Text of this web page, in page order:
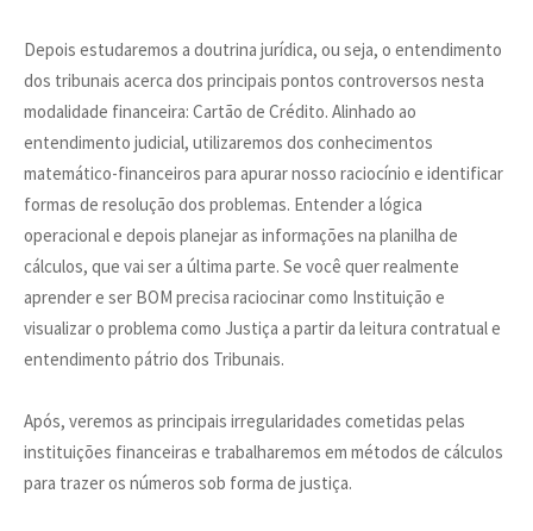
Depois estudaremos a doutrina jurídica, ou seja, o entendimento
dos tribunais acerca dos principais pontos controversos nesta
modalidade financeira: Cartão de Crédito. Alinhado ao
entendimento judicial, utilizaremos dos conhecimentos
matemático-financeiros para apurar nosso raciocínio e identificar
formas de resolução dos problemas. Entender a lógica
operacional e depois planejar as informações na planilha de
cálculos, que vai ser a última parte. Se você quer realmente
aprender e ser BOM precisa raciocinar como Instituição e
visualizar o problema como Justiça a partir da leitura contratual e
entendimento pátrio dos Tribunais.
Após, veremos as principais irregularidades cometidas pelas
instituições financeiras e trabalharemos em métodos de cálculos
para trazer os números sob forma de justiça.